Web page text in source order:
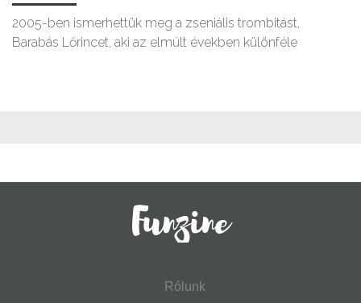
2005-ben ismerhettük meg a zseniális trombitást,
Barabás Lőrincet, aki az elmúlt években különféle
Rólunk